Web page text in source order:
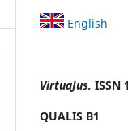
English
VirtuaJus, ISSN
QUALIS B1